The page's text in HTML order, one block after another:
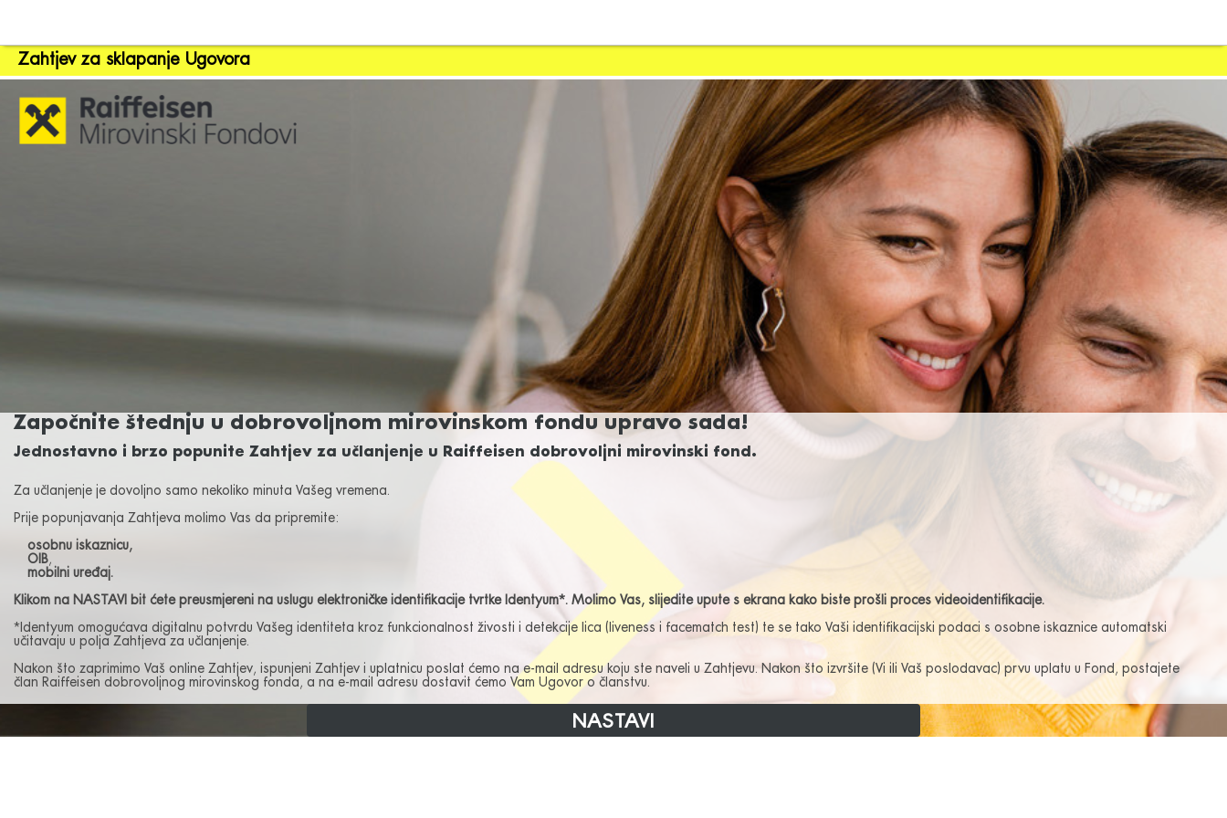
Zahtjev za sklapanje Ugovora
Započnite štednju u dobrovoljnom mirovinskom fondu upravo sada!
Jednostavno i brzo popunite Zahtjev za učlanjenje u Raiffeisen dobrovoljni mirovinski fond.
Za učlanjenje je dovoljno samo nekoliko minuta Vašeg vremena.
Prije popunjavanja Zahtjeva molimo Vas da pripremite:
osobnu iskaznicu,
OIB,
mobilni uređaj.
Klikom na NASTAVI bit ćete preusmjereni na uslugu elektroničke identifikacije tvrtke Identyum*. Molimo Vas, slijedite upute s ekrana kako biste prošli proces videoidentifikacije.
*Identyum omogućava digitalnu potvrdu Vašeg identiteta kroz funkcionalnost živosti i detekcije lica (liveness i facematch test) te se tako Vaši identifikacijski podaci s osobne iskaznice automatski
učitavaju u polja Zahtjeva za učlanjenje.
Nakon što zaprimimo Vaš online Zahtjev, ispunjeni Zahtjev i uplatnicu poslat ćemo na e-mail adresu koju ste naveli u Zahtjevu. Nakon što izvršite (Vi ili Vaš poslodavac) prvu uplatu u Fond, postajete
član Raiffeisen dobrovoljnog mirovinskog fonda, a na e-mail adresu dostavit ćemo Vam Ugovor o članstvu.
NASTAVI